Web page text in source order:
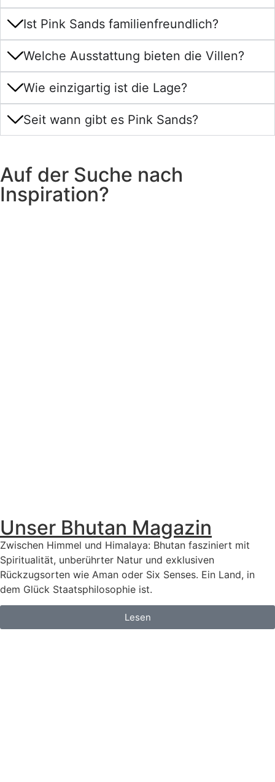
Ist Pink Sands familienfreundlich?
Welche Ausstattung bieten die Villen?
Wie einzigartig ist die Lage?
Seit wann gibt es Pink Sands?
Auf der Suche nach
Inspiration?
Unser Bhutan Magazin
Zwischen Himmel und Himalaya: Bhutan fasziniert mit
Spiritualität, unberührter Natur und exklusiven
Rückzugsorten wie Aman oder Six Senses. Ein Land, in
dem Glück Staatsphilosophie ist.
Lesen